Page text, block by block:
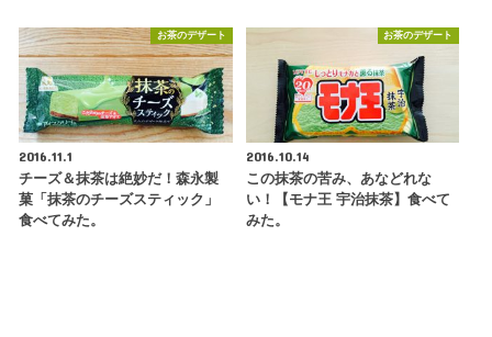
お茶のデザート
2016.11.1
チーズ＆抹茶は絶妙だ！森永製
菓「抹茶のチーズスティック」
食べてみた。
お茶のデザート
2016.10.14
この抹茶の苦み、あなどれな
い！【モナ王 宇治抹茶】食べて
みた。